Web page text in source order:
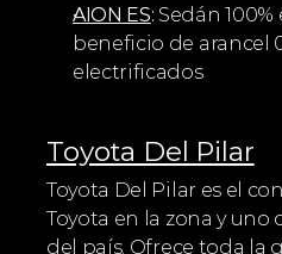
AION ES: Sedán
beneficio de arancel
electrificados
Toyota Del Pilar
Toyota Del Pilar es el
Toyota en la zona y uno
del país. Ofrece toda la